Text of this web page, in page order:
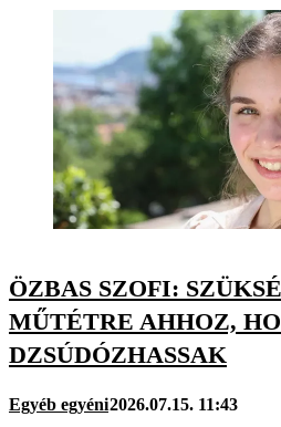
ÖZBAS SZOFI:
MŰTÉTRE AHHOZ,
DZSÚDÓZHASSAK
Egyéb egyéni2026.07.15. 11:43